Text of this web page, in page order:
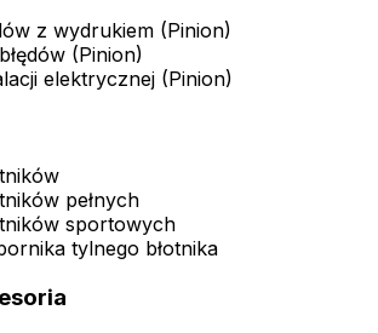
z wydrukiem (Pinion)
(Pinion)
elektrycznej (Pinion)
pełnych
sportowych
tylnego błotnika